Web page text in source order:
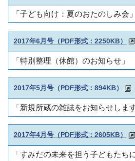
「子ども向け：夏のおたのしみ会」
2017年6月号（PDF形式：2250KB）
「特別整理（休館）のお知らせ」
2017年5月号（PDF形式：894KB）
「新規所蔵の雑誌をお知らせします
2017年4月号（PDF形式：2605KB）
「すみだの未来を担う子どもたち